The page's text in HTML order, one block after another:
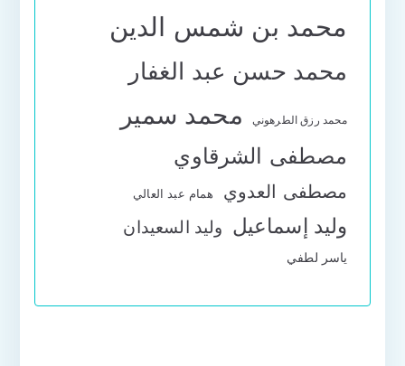
محمد بن شمس الدين
محمد حسن عبد الغفار
محمد رزق الطرهوني محمد سمير
مصطفى الشرقاوي
مصطفى العدوي همام عبد العالي
وليد إسماعيل وليد السعيدان
ياسر لطفي